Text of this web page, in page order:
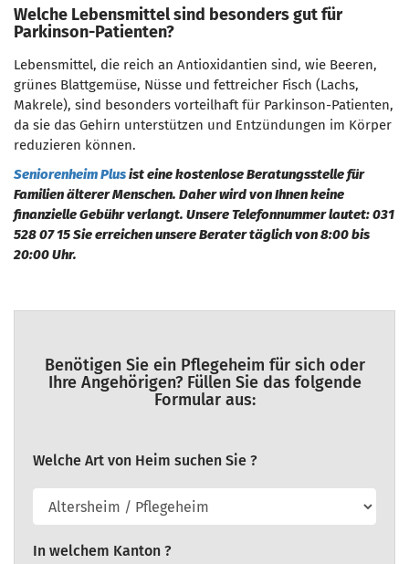
Welche Lebensmittel sind besonders gut für
Parkinson-Patienten?
Lebensmittel, die reich an Antioxidantien sind, wie Beeren,
grünes Blattgemüse, Nüsse und fettreicher Fisch (Lachs,
Makrele), sind besonders vorteilhaft für Parkinson-Patienten,
da sie das Gehirn unterstützen und Entzündungen im Körper
reduzieren können.
Seniorenheim Plusist eine kostenlose Beratungsstelle für
Familien älterer Menschen. Daher wird von Ihnen keine
finanzielle Gebühr verlangt. Unsere Telefonnummer lautet: 031
528 07 15 Sie erreichen unsere Berater täglich von 8:00 bis
20:00 Uhr.
Benötigen Sie ein Pflegeheim für sich oder
Ihre Angehörigen? Füllen Sie das folgende
Formular aus:
Welche Art von Heim suchen Sie ?
In welchem Kanton ?